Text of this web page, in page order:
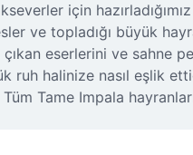
için
ve topladığı büyük
eserlerini ve sahne
ruh halinize nasıl eşlik
Tame Impala